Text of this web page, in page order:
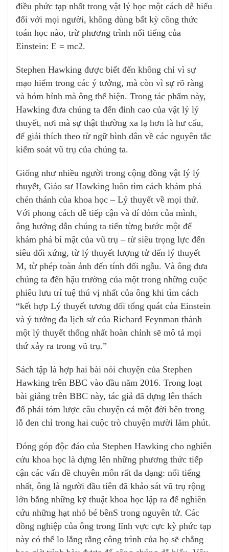
điều phức tạp nhất trong vật lý học một cách dễ hiểu
đối với mọi người, không dùng bất kỳ công thức
toán học nào, trừ phương trình nổi tiếng của
Einstein: E = mc2.
Stephen Hawking được biết đến không chỉ vì sự
mạo hiểm trong các ý tưởng, mà còn vì sự rõ ràng
và hóm hỉnh mà ông thể hiện. Trong tác phẩm này,
Hawking đưa chúng ta đến đỉnh cao của vật lý lý
thuyết, nơi mà sự thật thường xa lạ hơn là hư cấu,
để giải thích theo từ ngữ bình dân về các nguyên tắc
kiểm soát vũ trụ của chúng ta.
Giống như nhiều người trong cộng đồng vật lý lý
thuyết, Giáo sư Hawking luôn tìm cách khám phá
chén thánh của khoa học – Lý thuyết về mọi thứ.
Với phong cách dễ tiếp cận và dí dỏm của mình,
ông hướng dẫn chúng ta tiến từng bước một để
khám phá bí mật của vũ trụ – từ siêu trọng lực đến
siêu đối xứng, từ lý thuyết lượng tử đến lý thuyết
M, từ phép toàn ảnh đến tính đối ngẫu. Và ông đưa
chúng ta đến hậu trường của một trong những cuộc
phiêu lưu trí tuệ thú vị nhất của ông khi tìm cách
“kết hợp Lý thuyết tương đối tổng quát của Einstein
và ý tưởng đa lịch sử của Richard Feynman thành
một lý thuyết thống nhất hoàn chỉnh sẽ mô tả mọi
thứ xảy ra trong vũ trụ.”
Sách tập là hợp hai bài nói chuyện của Stephen
Hawking trên BBC vào đầu năm 2016. Trong loạt
bài giảng trên BBC này, tác giả đã dựng lên thách
đố phải tóm lược câu chuyện cả một đời bên trong
lỗ đen chỉ trong hai cuộc trò chuyện mười lăm phút.
Đóng góp độc đáo của Stephen Hawking cho nghiên
cứu khoa học là dựng lên những phương thức tiếp
cận các vấn đề chuyên môn rất đa dạng: nổi tiếng
nhất, ông là người đầu tiên đã khảo sát vũ trụ rộng
lớn bằng những kỹ thuật khoa học lập ra để nghiên
cứu những hạt nhỏ bé bênS trong nguyên tử. Các
đồng nghiệp của ông trong lĩnh vực cực kỳ phức tạp
này có thể lo lắng rằng công trình của họ sẽ chẳng